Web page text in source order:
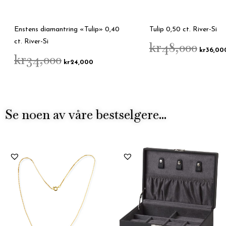
Enstens diamantring «Tulip» 0,40
ct. River-Si
kr34,000 kr24,000
Tulip 0,50 ct. River-Si
kr48,000 kr
Se noen av våre bestselgere...